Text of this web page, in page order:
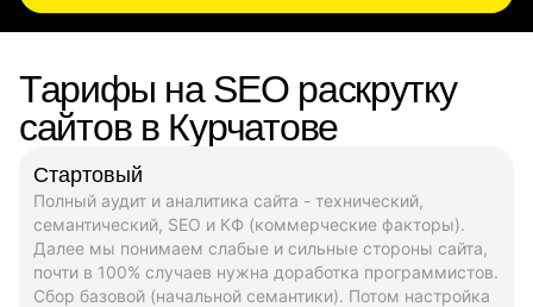
Тарифы на SEO раскрутку
сайтов в Курчатове
Стартовый
Полный аудит и аналитика сайта - технический,
семантический, SEO и КФ (коммерческие факторы).
Далее мы понимаем слабые и сильные стороны сайта,
почти в 100% случаев нужна доработка программистов.
Сбор базовой (начальной семантики). Потом настройка